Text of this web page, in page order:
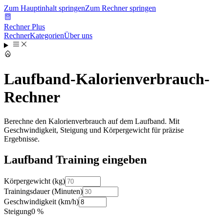
Zum Hauptinhalt springenZum Rechner springen
Rechner Plus
RechnerKategorienÜber uns
Laufband-Kalorienverbrauch-
Rechner
Berechne den Kalorienverbrauch auf dem Laufband. Mit
Geschwindigkeit, Steigung und Körpergewicht für präzise
Ergebnisse.
Laufband Training eingeben
Körpergewicht (kg)
Trainingsdauer (Minuten)
Geschwindigkeit (km/h)
Steigung0 %